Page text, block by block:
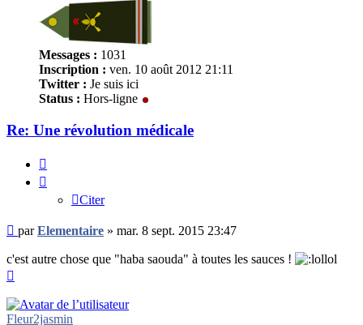
Messages : 1031
Inscription : ven. 10 août 2012 21:11
Twitter : Je suis ici
Status : Hors-ligne
Re: Une révolution médicale
Citer
Message
non
lu
parElementaire » mar. 8 sept. 2015 23:47
c'est autre chose que "haba saouda" à toutes les sauces !
Fleur2jasmin